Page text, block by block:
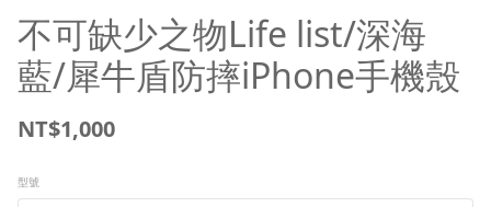
不可缺少之物Life list/深海
藍/犀牛盾防摔iPhone手機殼
NT$1,000
型號